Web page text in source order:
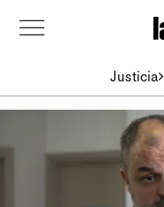
Justicia